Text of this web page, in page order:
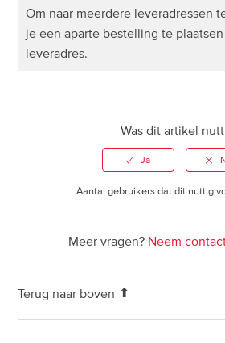
Ik heb slechts een deel van mijn
Wat moet ik doen?
Kan ik mijn bestelling wijzigen of
Hoe kan ik mijn pakket bij een
Om naar meerdere leveradressen
je een aparte bestelling te
leveradres.
Was dit artikel
Aantal gebruikers dat dit nuttig
Meer vragen? Neem
Terug naar boven